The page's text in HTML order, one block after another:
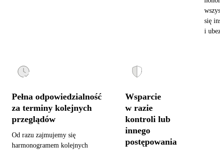
się
i
Pełna odpowiedzialność
za terminy kolejnych
przeglądów
Od razu zajmujemy się
harmonogramem kolejnych
Wsparcie
w razie
kontroli lub
innego
postępowania